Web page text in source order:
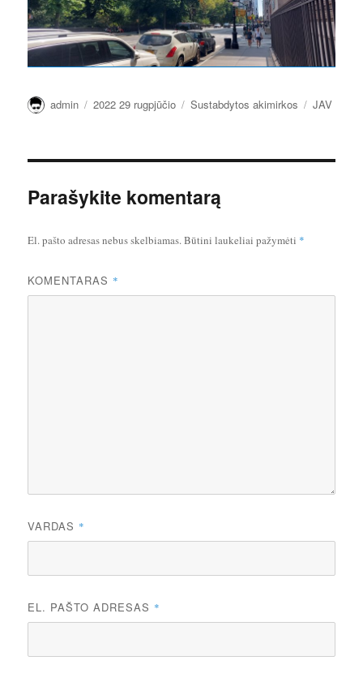
Autorius
admin Paskelbta
2022 29 rugpjūčio Kategorijos
Sustabdytos akimirkos Žymos
JAV
Parašykite komentarą
El. pašto adresas nebus skelbiamas.Būtini laukeliai pažymėti *
KOMENTARAS *
VARDAS *
EL. PAŠTO ADRESAS *